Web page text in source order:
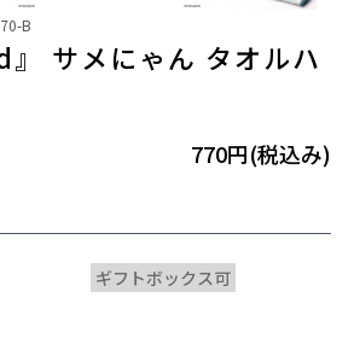
B
サメにゃん タオルハ
770円(税込み)
ギフトボックス可